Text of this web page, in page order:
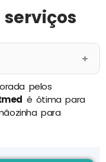
pelos
é ótima para
para